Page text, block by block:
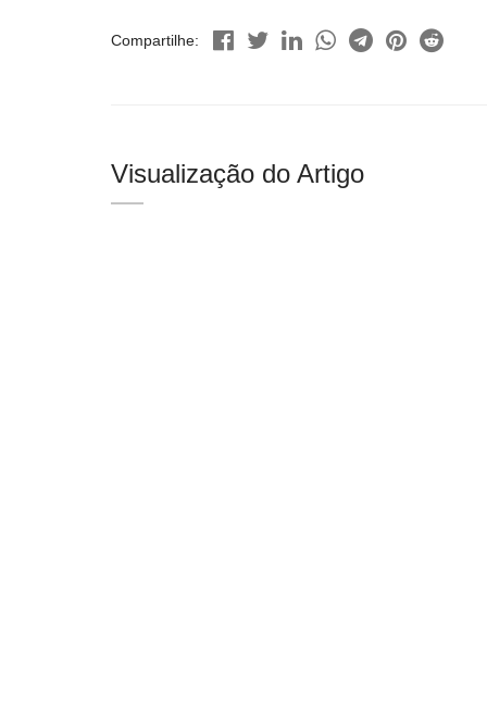
Compartilhe:
Visualização do Artigo